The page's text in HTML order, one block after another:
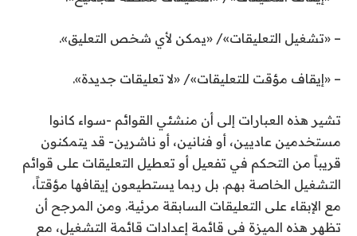
– «تشغيل التعليقات»/ «يمكن لأي شخص التعليق».
– «إيقاف مؤقت للتعليقات»/ «لا تعليقات جديدة».
تشير هذه العبارات إلى أن منشئي القوائم -سواء كانوا
مستخدمين عاديين، أو فنانين، أو ناشرين- قد يتمكنون
قريباً من التحكم في تفعيل أو تعطيل التعليقات على قوائم
التشغيل الخاصة بهم. بل ربما يستطيعون إيقافها مؤقتاً،
مع الإبقاء على التعليقات السابقة مرئية. ومن المرجح أن
تظهر هذه الميزة في قائمة إعدادات قائمة التشغيل، مع